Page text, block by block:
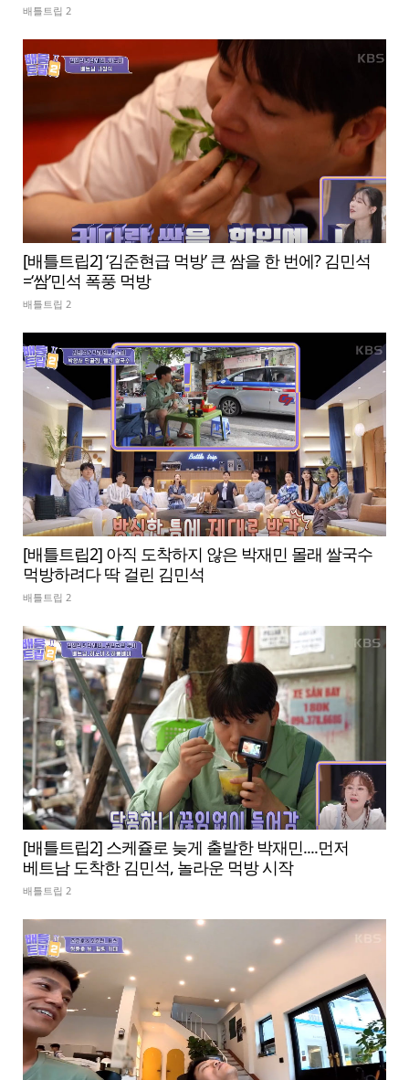
배틀트립 2
[배틀트립2] ‘김준현급 먹방’ 큰 쌈을 한 번에? 김민석
=‘쌈’민석 폭풍 먹방
배틀트립 2
[배틀트립2] 아직 도착하지 않은 박재민 몰래 쌀국수
먹방하려다 딱 걸린 김민석
배틀트립 2
[배틀트립2] 스케쥴로 늦게 출발한 박재민....먼저
베트남 도착한 김민석, 놀라운 먹방 시작
배틀트립 2